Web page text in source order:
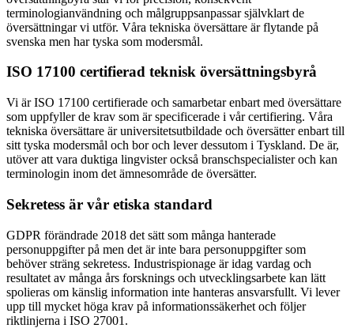
terminologianvändning och målgruppsanpassar självklart de
översättningar vi utför. Våra tekniska översättare är flytande på
svenska men har tyska som modersmål.
ISO 17100 certifierad teknisk översättningsbyrå
Vi är ISO 17100 certifierade och samarbetar enbart med översättare
som uppfyller de krav som är specificerade i vår certifiering. Våra
tekniska översättare är universitetsutbildade och översätter enbart till
sitt tyska modersmål och bor och lever dessutom i Tyskland. De är,
utöver att vara duktiga lingvister också branschspecialister och kan
terminologin inom det ämnesområde de översätter.
Sekretess är vår etiska standard
GDPR förändrade 2018 det sätt som många hanterade
personuppgifter på men det är inte bara personuppgifter som
behöver sträng sekretess. Industrispionage är idag vardag och
resultatet av många års forsknings och utvecklingsarbete kan lätt
spolieras om känslig information inte hanteras ansvarsfullt. Vi lever
upp till mycket höga krav på informationssäkerhet och följer
riktlinjerna i ISO 27001.